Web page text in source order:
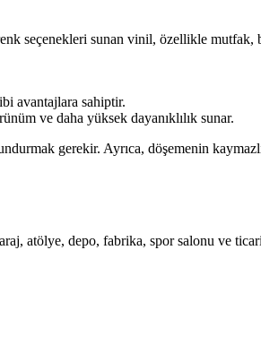
seçenekleri sunan vinil, özellikle mutfak,
avantajlara sahiptir.
ve daha yüksek dayanıklılık sunar.
gerekir. Ayrıca, döşemenin
atölye, depo, fabrika, spor salonu ve